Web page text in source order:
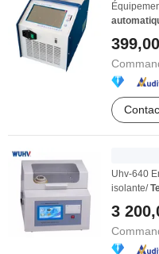
Uhv-640
isolante/
3